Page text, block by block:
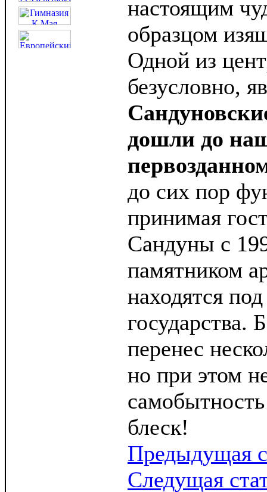
настоящим
образцом
Одной из
безусловно,
дошли до
до сих пор
принимая
Сандуны с
памятником
находятся
государства.
перенес
но при этом
блеск!
Предыдущая
Следущая